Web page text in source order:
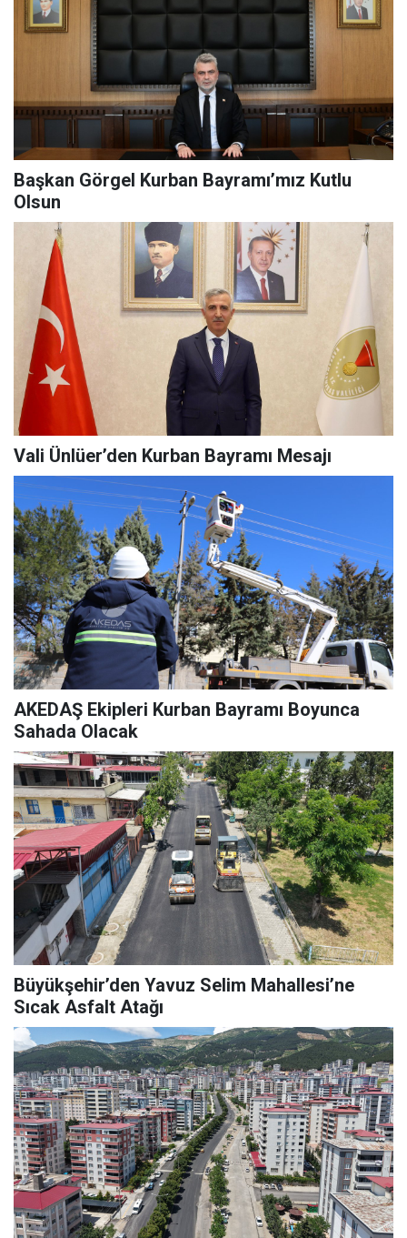
Başkan Görgel Kurban Bayramı’mız Kutlu
Olsun
Vali Ünlüer’den Kurban Bayramı Mesajı
AKEDAŞ Ekipleri Kurban Bayramı Boyunca
Sahada Olacak
Büyükşehir’den Yavuz Selim Mahallesi’ne
Sıcak Asfalt Atağı